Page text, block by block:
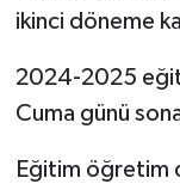
ikinci döneme
2024-2025
Cuma günü
Eğitim öğretim